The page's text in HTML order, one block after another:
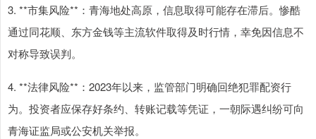
3. **市集风险**：青海地处高原，信息取得可能存在滞后。惨酷
通过同花顺、东方金钱等主流软件取得及时行情，幸免因信息不
对称导致误判。
4. **法律风险**：2023年以来，监管部门明确回绝犯罪配资行
为。投资者应保存好条约、转账记载等凭证，一朝际遇纠纷可向
青海证监局或公安机关举报。